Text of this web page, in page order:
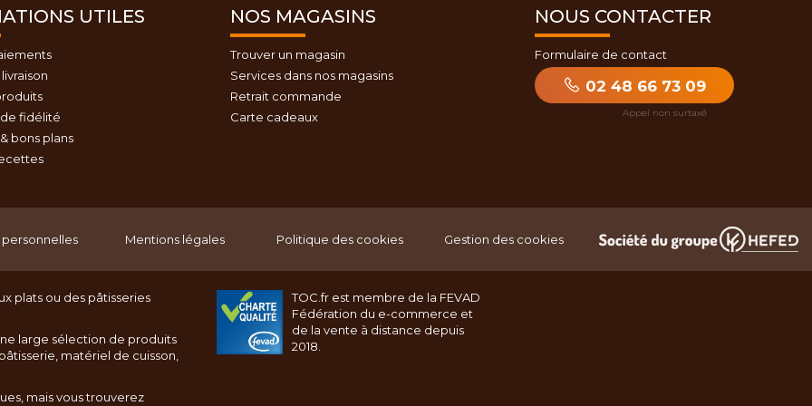
UTILES
fidélité
bons plans
NOS MAGASINS
Trouver un magasin
Services dans nos magasins
Retrait commande
Carte cadeaux
NOUS CONTACTER
Formulaire de contact
02 48 66 73 09
personnelles Mentions légales Politique des cookies Gestion des cookies
plats ou des pâtisseries
large sélection de produits
matériel de cuisson,
mais vous trouverez
TOC.fr est membre de la FEVAD
Fédération du e-commerce et
de la vente à distance depuis
2018.